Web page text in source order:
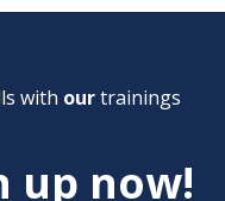
with ourtrainings
up now!